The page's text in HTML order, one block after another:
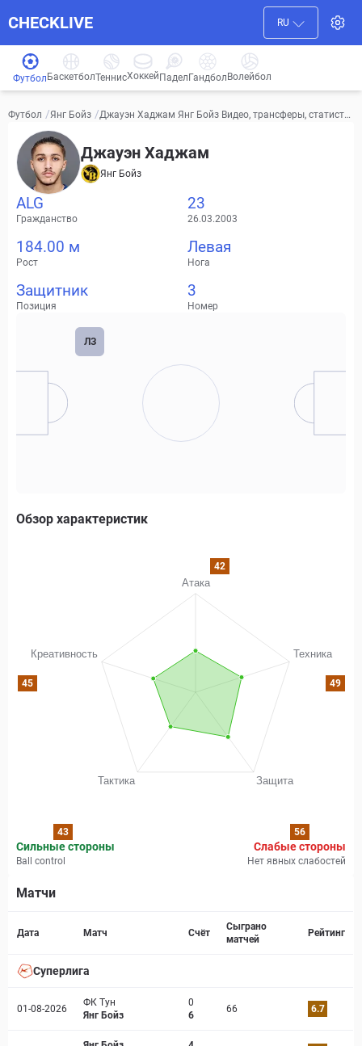
CHECKLIVE RU
Футбол БаскетболТеннисХоккей ПаделГандбол Волейбол
Футбол /Янг Бойз /Джауэн Хаджам Янг Бойз Видео, трансферы, статисти
Джауэн Хаджам
Янг Бойз
ALG
Гражданство
23
26.03.2003
184.00 м
Рост
Левая
Нога
Защитник
Позиция
3
Номер
ЛЗ
Обзор характеристик
42
45 49
43 56
Сильные стороны
Ball control
Слабые стороны
Нет явных слабостей
Матчи
Страница матча
Дата Матч Счёт
Сыграно
матчей
Рейтинг
Суперлига
01-08-2026
ФК Тун
Янг Бойз
0
6
66 6.7